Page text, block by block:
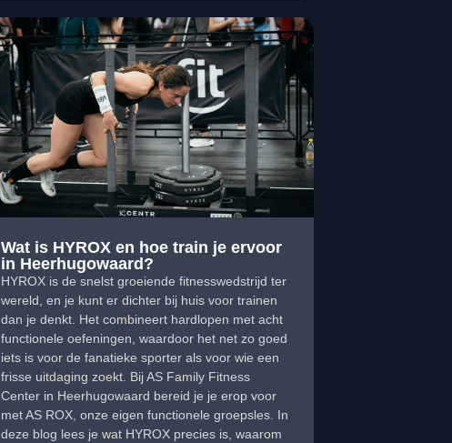
Wat is HYROX en hoe train je ervoor
in Heerhugowaard?
HYROX is de snelst groeiende fitnesswedstrijd ter
wereld, en je kunt er dichter bij huis voor trainen
dan je denkt. Het combineert hardlopen met acht
functionele oefeningen, waardoor het net zo goed
iets is voor de fanatieke sporter als voor wie een
frisse uitdaging zoekt. Bij AS Family Fitness
Center in Heerhugowaard bereid je je erop voor
met AS ROX, onze eigen functionele groepsles. In
deze blog lees je wat HYROX precies is, waarom